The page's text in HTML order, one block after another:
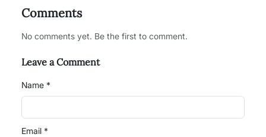
Comments
No comments yet. Be the first to comment.
Leave a Comment
Name *
Email *